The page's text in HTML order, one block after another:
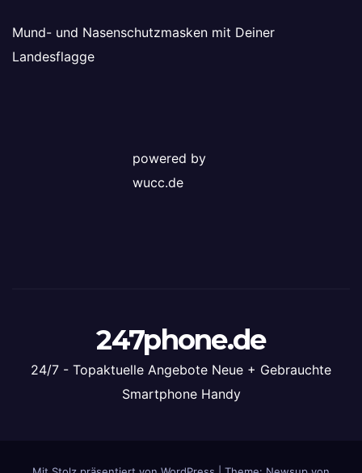
Mund- und Nasenschutzmasken mit Deiner
Landesflagge
powered by
wucc.de
247phone.de
24/7 - Topaktuelle Angebote Neue + Gebrauchte
Smartphone Handy